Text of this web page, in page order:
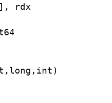
] ,
rdx
, long , int )